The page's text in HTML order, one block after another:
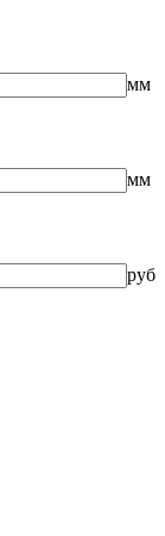
мм
мм
руб